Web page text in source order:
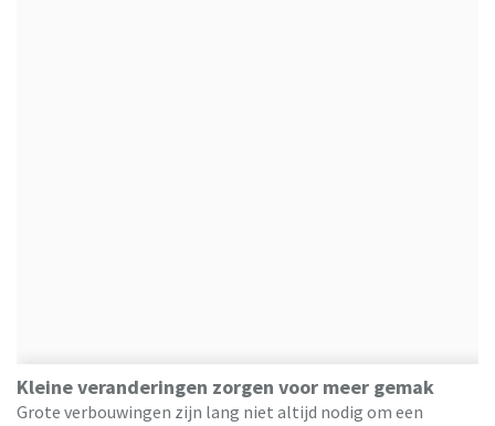
Kleine veranderingen zorgen voor meer gemak
Grote verbouwingen zijn lang niet altijd nodig om een